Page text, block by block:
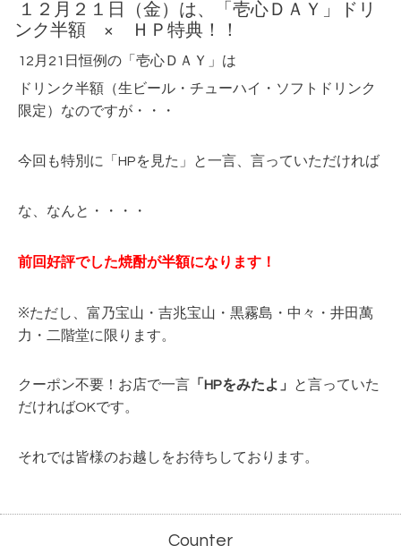
１２月２１日（金）は、「壱心ＤＡＹ」ドリ
ンク半額 × ＨＰ特典！！
12月21日恒例の「壱心ＤＡＹ」は
ドリンク半額（生ビール・チューハイ・ソフトドリンク
限定）なのですが・・・
今回も特別に「HPを見た」と一言、言っていただければ
な、なんと・・・・
前回好評でした焼酎が半額になります！
※ただし、富乃宝山・吉兆宝山・黒霧島・中々・井田萬
力・二階堂に限ります。
クーポン不要！お店で一言 「HPをみたよ」
と言っていた
だければOKです。
それでは皆様のお越しをお待ちしております。
Counter